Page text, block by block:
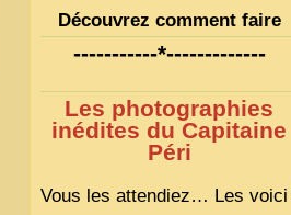
Découvrez comment faire
1
-----------*-------------
Les photographies
inédites du Capitaine
Péri
Vous les attendiez… Les voici